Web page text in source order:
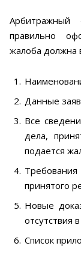
правильно
жалоба должна
Данные
Все
дела,
подается
принятого
Новые
отсутствия
Список